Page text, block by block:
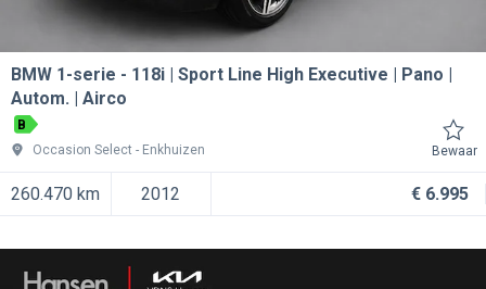
BMW 1-serie
118i | Sport Line High Executive | Pano |
Autom. | Airco
B
Occasion Select
Enkhuizen Bewaar
260.470 km 2012 € 6.995